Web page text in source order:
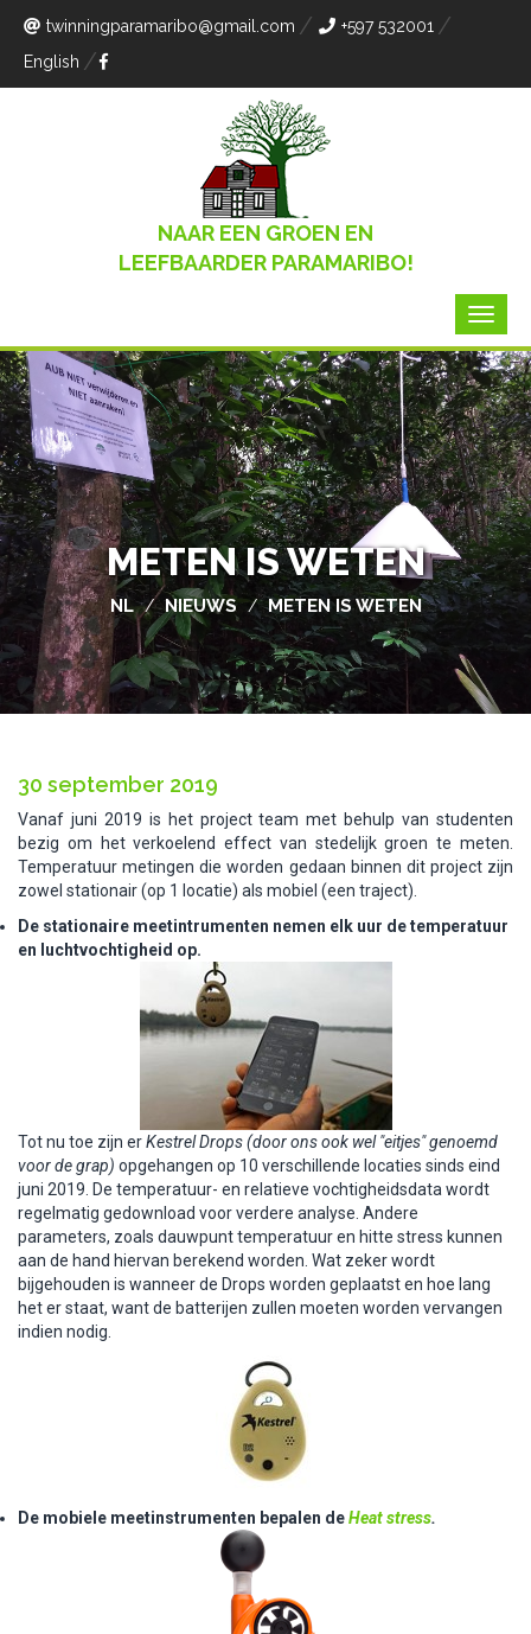
twinningparamaribo@gmail.com
+597 532001
English
NAAR EEN GROEN EN
LEEFBAARDER PARAMARIBO!
METEN IS WETEN
NL / NIEUWS / METEN IS WETEN
30 september 2019
Vanaf juni 2019 is het project team met behulp van studenten
bezig om het verkoelend effect van stedelijk groen te meten.
Temperatuur metingen die worden gedaan binnen dit project zijn
zowel stationair (op 1 locatie) als mobiel (een traject).
De stationaire meetintrumenten nemen elk uur de temperatuur
en luchtvochtigheid op.
Tot nu toe zijn erKestrel Drops (door ons ook wel "eitjes" genoemd
voor de grap) opgehangen op 10 verschillende locaties sinds eind
juni 2019. De temperatuur- en relatieve vochtigheidsdata wordt
regelmatig gedownload voor verdere analyse. Andere
parameters, zoals dauwpunt temperatuur en hitte stress kunnen
aan de hand hiervan berekend worden . Wat zeker wordt
bijgehouden is wanneer de Drops worden geplaatst en hoe lang
het er staat, want de batterijen zullen moeten worden vervangen
indien nodig.
De mobiele meetinstrumenten bepalen deHeat stress.